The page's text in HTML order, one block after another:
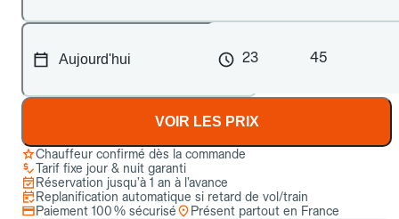
23 45
VOIR LES PRIX
Chauffeur confirmé dès la commande
Tarif fixe jour & nuit garanti
Réservation jusqu’à 1 an à l’avance
Replanification automatique si retard de vol/train
Paiement 100 % sécurisé
Présent partout en France